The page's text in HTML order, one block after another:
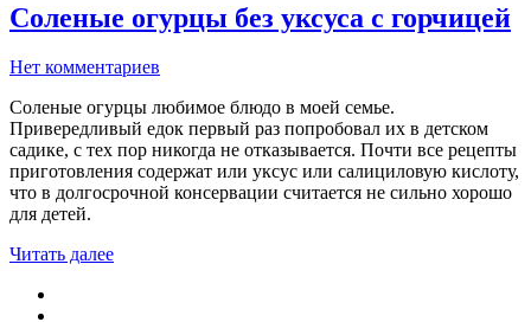
Соленые огурцы без уксуса с горчицей
Нет комментариев
Соленые огурцы любимое блюдо в моей семье.
Привередливый едок первый раз попробовал их в детском
садике, с тех пор никогда не отказывается. Почти все рецепты
приготовления содержат или уксус или салициловую кислоту,
что в долгосрочной консервации считается не сильно хорошо
для детей.
Читать далее